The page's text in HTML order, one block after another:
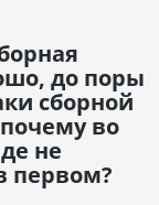
до поры
сборной
во
не
первом?